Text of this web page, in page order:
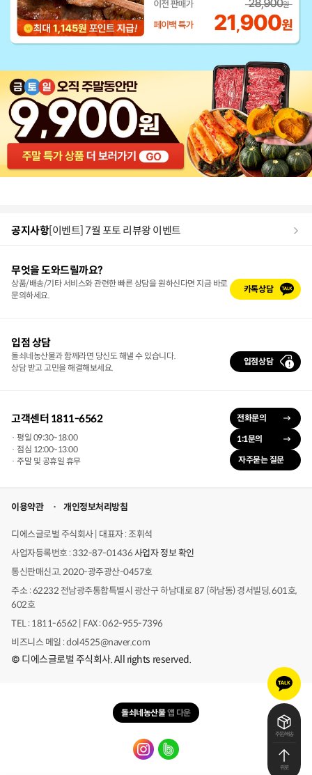
카
카
오
톡
문
주문/배송
위로
공지사항[공지사항] 2026년 현충일 배송/휴무 안내
무엇을 도와드릴까요?
상품/배송/기타 서비스와 관련한 빠른 상담을 원하신다면 지금 바로
문의하세요.
카톡상담
입점 상담
돌쇠네농산물과 함께라면 당신도 해낼 수 있습니다.
상담 받고 고민을 해결해보세요.
입점상담
고객센터 1811-6562
· 평일 09:30~18:00
· 점심 12:00~13:00
· 주말 및 공휴일 휴무
전화문의
1:1문의
자주묻는 질문
이용약관 개인정보처리방침
디에스글로벌 주식회사 | 대표자 : 조휘석
사업자등록번호 : 332-87-01436사업자 정보 확인
통신판매신고. 2020-광주광산-0457호
주소 : 62232 전남광주통합특별시 광산구 하남대로 87 (하남동) 경서빌딩, 601호,
602호
TEL : 1811-6562 | FAX : 062-955-7396
비즈니스 메일 : dol4525@naver.com
© 디에스글로벌 주식회사. All rights reserved.
돌쇠네농산물앱 다운